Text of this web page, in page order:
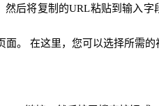
然后将复制的URL粘贴到输入
面。 在这里，您可以选择所需